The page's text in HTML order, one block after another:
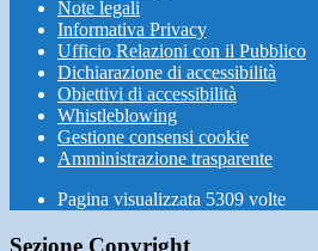
Note legali
Informativa Privacy
Ufficio Relazioni con il Pubblico
Dichiarazione di accessibilità
Obiettivi di accessibilità
Whistleblowing
Gestione consensi cookie
Amministrazione trasparente
Pagina visualizzata 5309 volte
Sezione Copyright